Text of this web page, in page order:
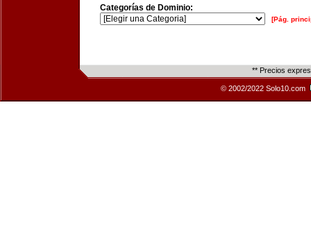
Categorías de Dominio:
[Pág.
** Precios
© 2002/2022 Solo10.com